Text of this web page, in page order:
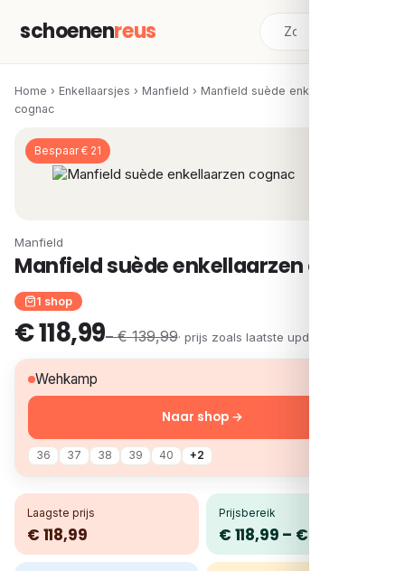
schoenenreus
Home › Enkellaarsjes › Manfield › Manfield suède enkellaarzen
cognac
Bespaar € 21
Manfield
Manfield suède enkellaarzen cognac
1 shop
€ 118,99– € 139,99· prijs zoals laatste update
Wehkamp
36 37 38 39 40 +2
Naar shop →
Laagste prijs
€ 118,99
Prijsbereik
€ 118,99 – € 139,99